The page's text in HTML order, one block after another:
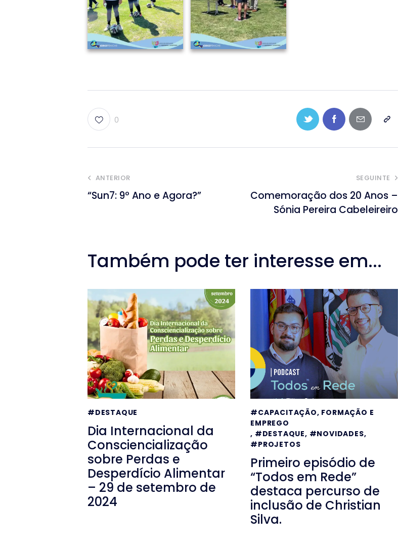
0
ANTERIOR
“Sun7: 9º Ano e Agora?”
SEGUINTE
Comemoração dos 20 Anos –
Sónia Pereira Cabeleireiro
Também pode ter interesse em...
#DESTAQUE
Dia Internacional da
Consciencialização
sobre Perdas e
Desperdício Alimentar
– 29 de setembro de
2024
#CAPACITAÇÃO, FORMAÇÃO E
EMPREGO
, #DESTAQUE, #NOVIDADES,
#PROJETOS
Primeiro episódio de
“Todos em Rede”
destaca percurso de
inclusão de Christian
Silva.